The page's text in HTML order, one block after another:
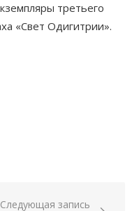
третьего
«Свет Одигитрии».
Следующая запись